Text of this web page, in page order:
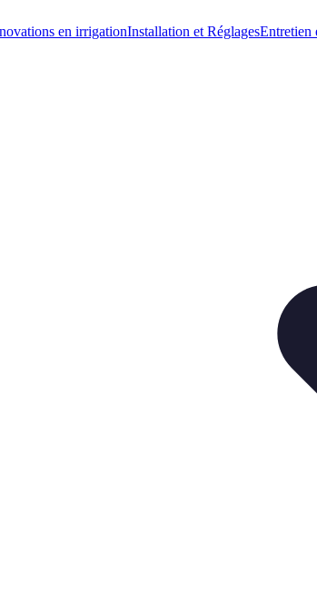
en irrigationInstallation et RéglagesEntretien